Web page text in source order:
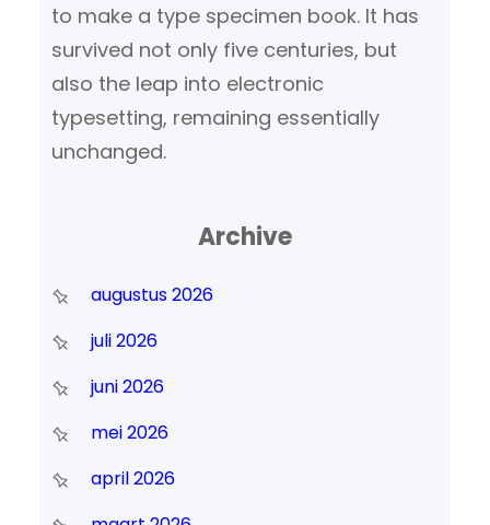
to make a type specimen book. It has
survived not only five centuries, but
also the leap into electronic
typesetting, remaining essentially
unchanged.
Archive
augustus 2026
juli 2026
juni 2026
mei 2026
april 2026